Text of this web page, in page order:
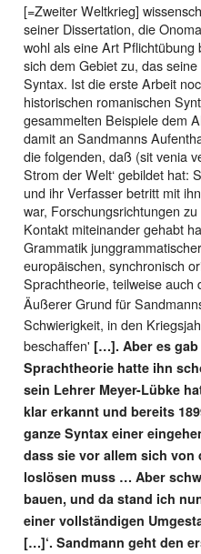
[=Zweiter Weltkrieg]
seiner Dissertation, die
wohl als eine Art
sich dem Gebiet zu, das
Syntax. Ist die erste Arbeit
historischen romanischen
gesammelten Beispiele dem
damit an Sandmanns
die folgenden, daß (sit venia
Strom der Welt‘ gebildet hat:
und ihr Verfasser betritt mit
war, Forschungsrichtungen
Kontakt miteinander gehabt
Grammatik
europäischen, synchronisch
Sprachtheorie, teilweise auch
Äußerer Grund für
Schwierigkeit, in den
beschaffen' […]. Aber es gab
Sprachtheorie hatte ihn
sein Lehrer Meyer-Lübke
klar erkannt und bereits
ganze Syntax einer
dass sie vor allem sich von
loslösen muss … Aber
bauen, und da stand ich
einer vollständigen
[…]‘. Sandmann geht den